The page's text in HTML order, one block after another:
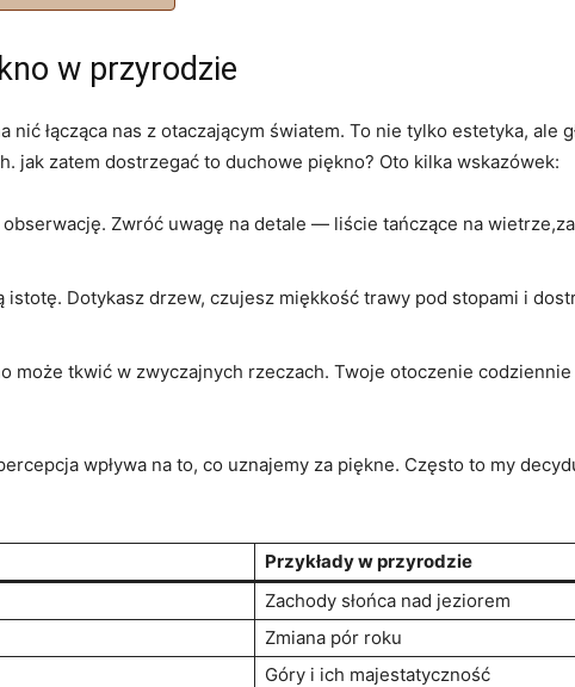
w przyrodzie
łącząca nas z otaczającym światem. To nie tylko estetyka, ale
jak ‌zatem dostrzegać to duchowe piękno? Oto kilka wskazówek:
obserwację. Zwróć uwagę na detale — ⁤liście tańczące na
istotę. Dotykasz ​drzew, czujesz miękkość trawy pod stopami i
może tkwić w zwyczajnych rzeczach. Twoje ⁢otoczenie
wpływa ‍na to, co uznajemy za ​piękne.‍ Często to my
Przykłady w przyrodzie
Zachody słońca nad jeziorem
Zmiana ‍pór roku
Góry i ich majestatyczność